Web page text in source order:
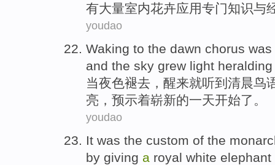
有大量室内花卉应用专门知识与
youdao
Waking to the dawn chorus was
and the sky grew light heralding
当夜色褪去 ， 醒来就听到清晨鸟
亮 ，预示着崭新的一天开始了。
youdao
It was the custom of the
by giving a royal white elephant